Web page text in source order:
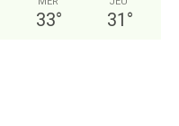
33° 31 °